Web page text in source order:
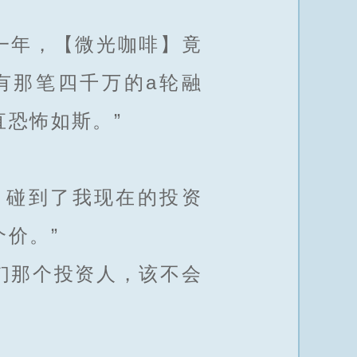
，【微光咖啡】竟
那笔四千万的a轮融
怖如斯。”
到了我现在的投资
。”
个投资人，该不会